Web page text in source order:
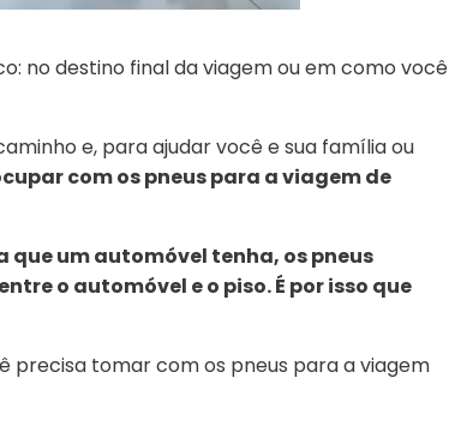
no destino final da viagem ou em como você
e, para ajudar você e sua família ou
com os pneus para a viagem de
um automóvel tenha, os pneus
o automóvel e o piso. É por isso que
precisa tomar com os pneus para a viagem